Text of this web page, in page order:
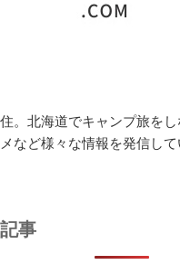
。北海道でキャンプ旅を
など様々な情報を発信して
事